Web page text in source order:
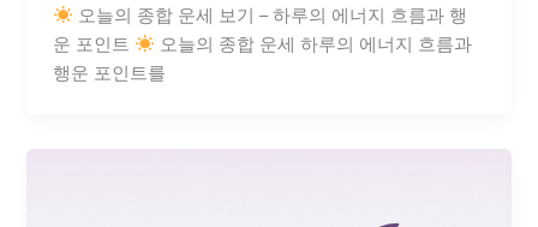
오늘의 종합 운세 보기 – 하루의 에너지 흐름과 행
운 포인트
오늘의 종합 운세 하루의 에너지 흐름과
행운 포인트를